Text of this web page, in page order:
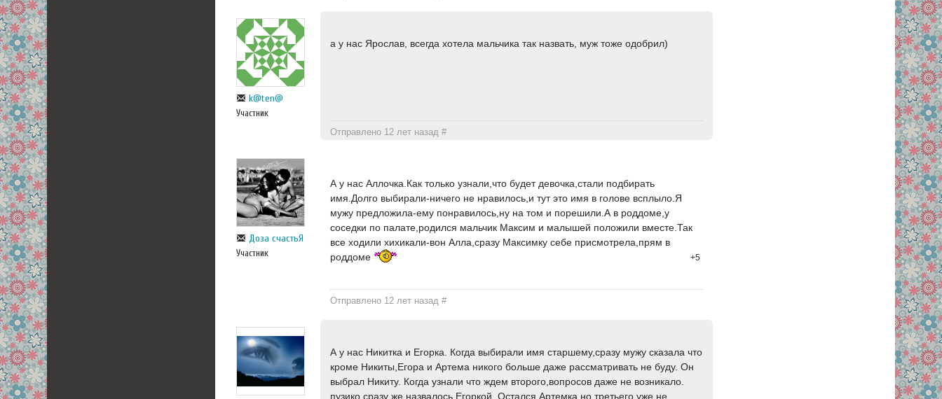
k@ten@
Участник
а у нас Ярослав, всегда хотела мальчика так назвать, муж тоже одобрил)
Отправлено 12 лет назад#
Доза счастьЯ
Участник
А у нас Аллочка.Как только узнали,что будет девочка,стали подбирать
имя.Долго выбирали-ничего не нравилось,и тут это имя в голове всплыло.Я
мужу предложила-ему понравилось,ну на том и порешили.А в роддоме,у
соседки по палате,родился мальчик Максим и малышей положили вместе.Так
все ходили хихикали-вон Алла,сразу Максимку себе присмотрела,прям в
роддоме
Отправлено 12 лет назад#
+5
А у нас Никитка и Егорка. Когда выбирали имя старшему,сразу мужу сказала что
кроме Никиты,Егора и Артема никого больше даже рассматривать не буду. Он
выбрал Никиту. Когда узнали что ждем второго,вопросов даже не возникало.
пузико сразу же назвалось Егоркой. Остался Артемка,но третьего уже не